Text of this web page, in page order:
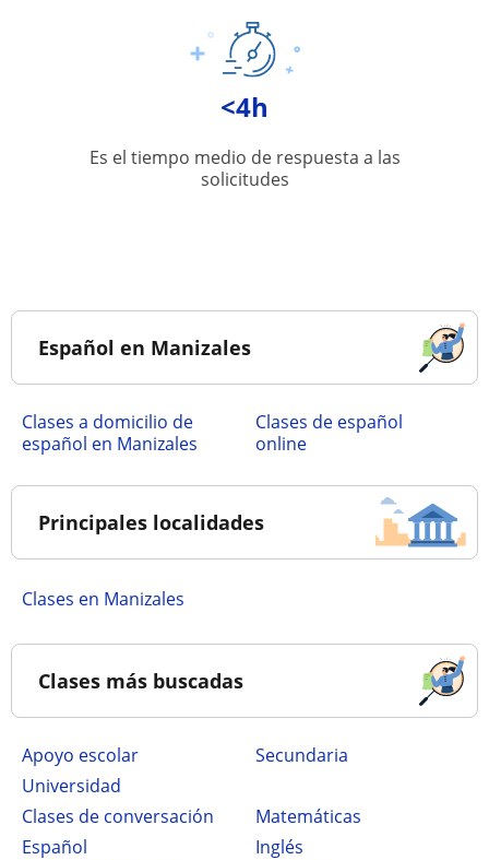
<4h
Es el tiempo medio de respuesta a las
solicitudes
Español en Manizales
Clases a domicilio de
español en Manizales
Clases de español
online
Principales localidades
Clases en Manizales
Clases más buscadas
Apoyo escolar
secundaria
Universidad
Clases de conversación
Matemáticas
Español
Inglés